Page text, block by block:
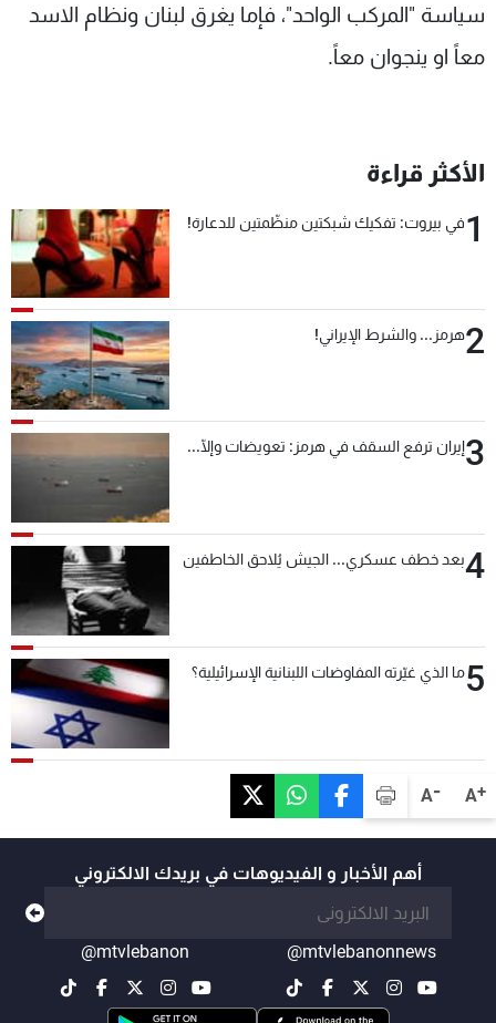
A+
A-
سياسة "المركب الواحد"، فإما يغرق لبنان ونظام الاسد
معاً او ينجوان معاً.
الأكثر قراءة
1في بيروت: تفكيك شبكتين منظّمتين للدعارة!
2هرمز... والشرط الإيراني!
3إيران ترفع السقف في هرمز: تعويضات وإلّا...
4بعد خطف عسكري... الجيش يُلاحق الخاطفين
5ما الذي غيّرته المفاوضات اللبنانية الإسرائيلية؟
أهم الأخبار و الفيديوهات في بريدك الالكتروني
@mtvlebanonnews
@mtvlebanon